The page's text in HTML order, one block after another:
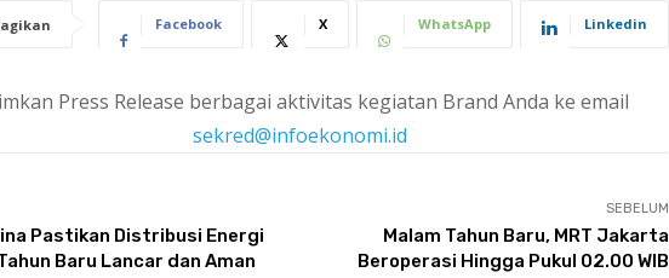
Facebook X WhatsApp Linkedin
Press Release berbagai aktivitas kegiatan Brand Anda ke email
sekred@infoekonomi.id
Pastikan Distribusi Energi
Baru Lancar dan Aman
SEBELUM
Malam Tahun Baru, MRT Jakarta
Beroperasi Hingga Pukul 02.00 WIB